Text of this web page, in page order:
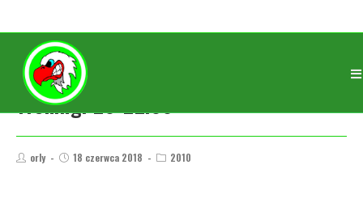
Treningi 20-22.06
orly 18 czerwca 2018 2010